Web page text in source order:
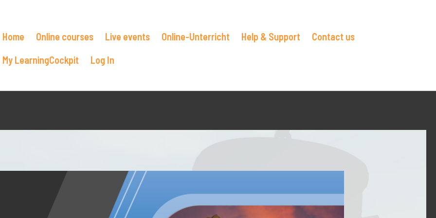
Home Online courses Live events Online-Unterricht Help & Support
Contact us
My LearningCockpit
Log In